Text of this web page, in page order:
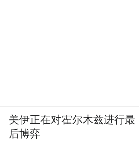
美伊正在对霍尔木兹进行最
后博弈